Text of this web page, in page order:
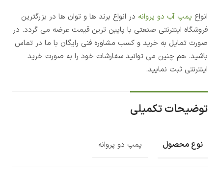
انواع پمپ آب دو پروانه در انواع برند ها و توان ها در بزرگترین
فروشگاه اینترنتی صنعتی با پایین ترین قیمت عرضه می گردد. در
صورت تمایل به خرید و کسب مشاوره فنی رایگان با ما در تماس
باشید. هم چنین می توانید سفارشات خود را به صورت خرید
اینترنتی ثبت نمایید.
توضیحات تکمیلی
نوع محصول پمپ دو پروانه